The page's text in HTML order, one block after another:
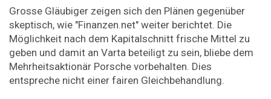
Grosse Gläubiger zeigen sich den Plänen gegenüber
skeptisch, wie "Finanzen.net" weiter berichtet. Die
Möglichkeit nach dem Kapitalschnitt frische Mittel zu
geben und damit an Varta beteiligt zu sein, bliebe dem
Mehrheitsaktionär Porsche vorbehalten. Dies
entspreche nicht einer fairen Gleichbehandlung.